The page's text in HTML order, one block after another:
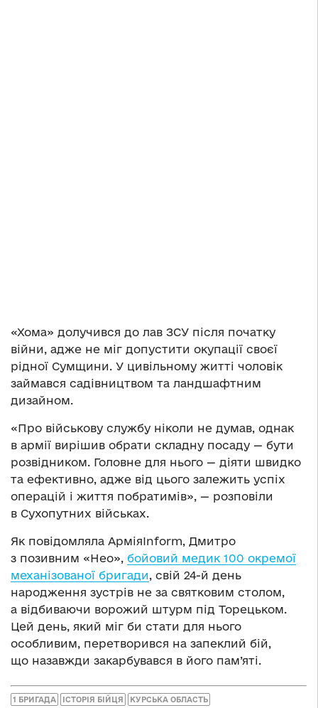
«Хома» долучився до лав ЗСУ після початку
війни, адже не міг допустити окупації своєї
рідної Сумщини. У цивільному житті чоловік
займався садівництвом та ландшафтним
дизайном.
«Про військову службу ніколи не думав, однак
в армії вирішив обрати складну посаду — бути
розвідником. Головне для нього — діяти швидко
та ефективно, адже від цього залежить успіх
операцій і життя побратимів», — розповіли
в Сухопутних військах.
Як повідомляла АрміяInform, Дмитро
з позивним «Нео», бойовий медик 100 окремої
механізованої бригади, свій 24-й день
народження зустрів не за святковим столом,
а відбиваючи ворожий штурм під Торецьком.
Цей день, який міг би стати для нього
особливим, перетворився на запеклий бій,
що назавжди закарбувався в його пам’яті.
1 БРИГАДА ІСТОРІЯ БІЙЦЯ КУРСЬКА ОБЛАСТЬ